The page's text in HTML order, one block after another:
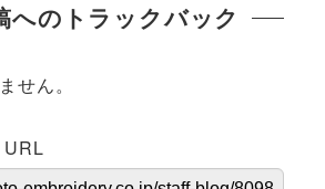
へのトラックバック
せん。
URL